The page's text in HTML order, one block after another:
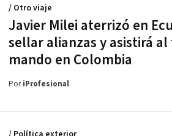
Javier Milei aterrizó en
sellar alianzas y asistirá al
mando en Colombia
/ Otro viaje
PoriProfesional